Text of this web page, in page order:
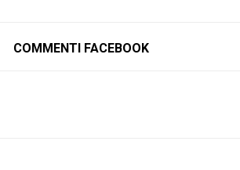
COMMENTI FACEBOOK